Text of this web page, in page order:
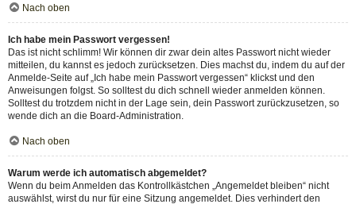
Nach oben
Ich habe mein Passwort vergessen!
Das ist nicht schlimm! Wir können dir zwar dein altes Passwort nicht wieder
mitteilen, du kannst es jedoch zurücksetzen. Dies machst du, indem du auf der
Anmelde-Seite auf „Ich habe mein Passwort vergessen“ klickst und den
Anweisungen folgst. So solltest du dich schnell wieder anmelden können.
Solltest du trotzdem nicht in der Lage sein, dein Passwort zurückzusetzen, so
wende dich an die Board-Administration.
Nach oben
Warum werde ich automatisch abgemeldet?
Wenn du beim Anmelden das Kontrollkästchen „Angemeldet bleiben“ nicht
auswählst, wirst du nur für eine Sitzung angemeldet. Dies verhindert den